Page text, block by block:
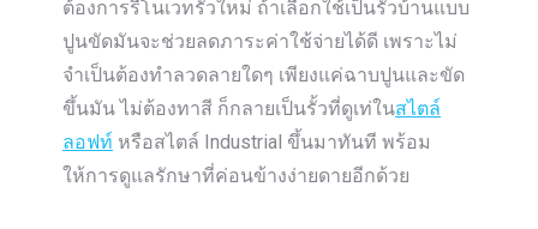
ต้องการรีโนเวทรั้วใหม่ ถ้าเลือกใช้เป็นรั้วบ้านแบบ
ปูนขัดมันจะช่วยลดภาระค่าใช้จ่ายได้ดี เพราะไม่
จำเป็นต้องทำลวดลายใดๆ เพียงแค่ฉาบปูนและขัด
ขึ้นมัน ไม่ต้องทาสี ก็กลายเป็นรั้วที่ดูเท่ในสไตล์
ลอฟท์ หรือสไตล์ Industrial ขึ้นมาทันที พร้อม
ให้การดูแลรักษาที่ค่อนข้างง่ายดายอีกด้วย